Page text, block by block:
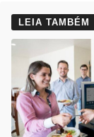
LEIA TAMBÉM